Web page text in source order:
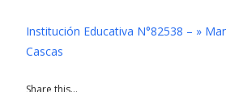
Institución Educativa N°82538 – »
Cascas
Share this...